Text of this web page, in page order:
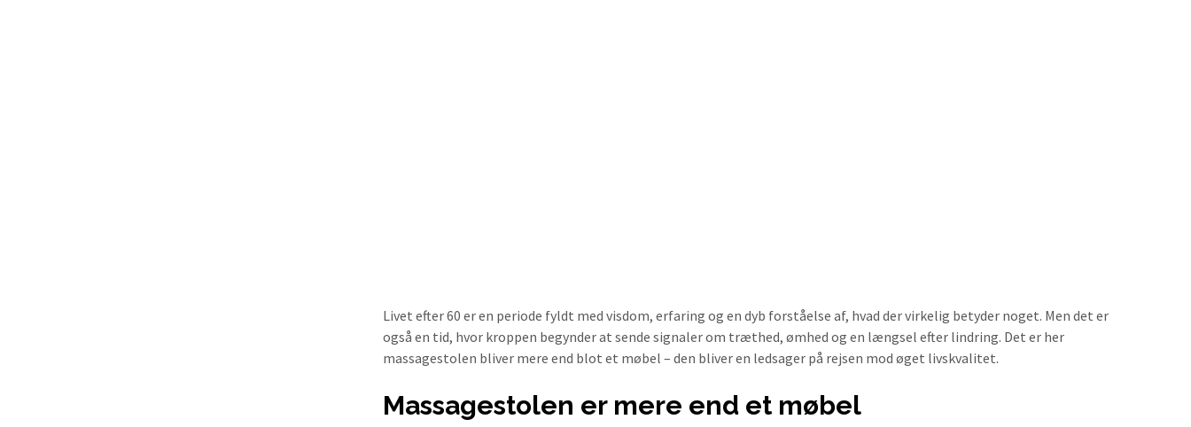
Livet efter 60 er en periode fyldt med visdom, erfaring og en dyb forståelse af, hvad der virkelig betyder noget. Men det er
også en tid, hvor kroppen begynder at sende signaler om træthed, ømhed og en længsel efter lindring. Det er her
massagestolen bliver mere end blot et møbel – den bliver en ledsager på rejsen mod øget livskvalitet.
Massagestolen er mere end et møbel